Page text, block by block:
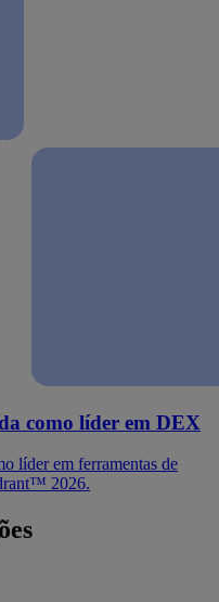
como líder em DEX
líder em ferramentas de
2026.